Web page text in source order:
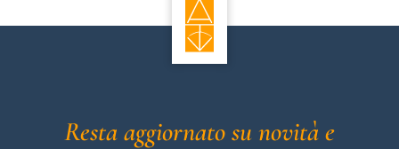
Resta aggiornato su novità e